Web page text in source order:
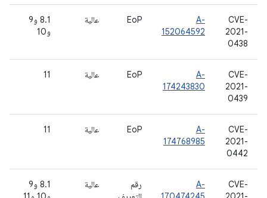
CVE-
2021-
0438
A-
152064592
EoP عالية
8.1 و9
و10
CVE-
2021-
0439
A-
174243830
EoP عالية 11
CVE-
2021-
0442
A-
174768985
EoP عالية 11
CVE-
A-
رقم
عالية
8.1 و9